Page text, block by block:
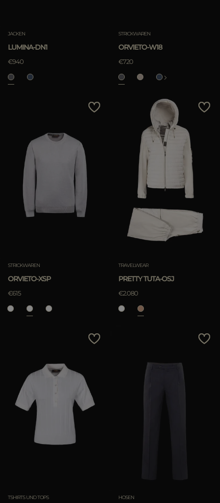
JACKEN
LUMINA-DN1
€940
STRICKWAREN
ORVIETO-W18
€720
STRICKWAREN
ORVIETO-XSP
€615
TRAVELWEAR
PRETTY TUTA-OSJ
€2.080
TSHIRTS UND TOPS HOSEN